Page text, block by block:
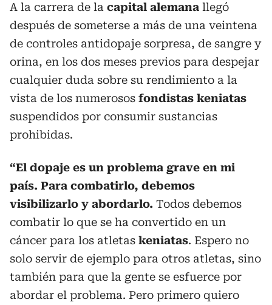
A la carrera de la capital alemana llegó
después de someterse a más de una veintena
de controles antidopaje sorpresa, de sangre y
orina, en los dos meses previos para despejar
cualquier duda sobre su rendimiento a la
vista de los numerosos fondistas keniatas
suspendidos por consumir sustancias
prohibidas.
“El dopaje es un problema grave en mi
país. Para combatirlo, debemos
visibilizarlo y abordarlo. Todos debemos
combatir lo que se ha convertido en un
cáncer para los atletas keniatas. Espero no
solo servir de ejemplo para otros atletas, sino
también para que la gente se esfuerce por
abordar el problema. Pero primero quiero